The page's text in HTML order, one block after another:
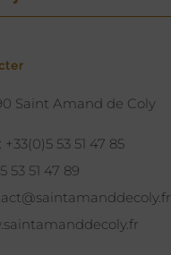
Saint Amand de Coly
+33(0)5 53 51 47 85
53 51 47 89